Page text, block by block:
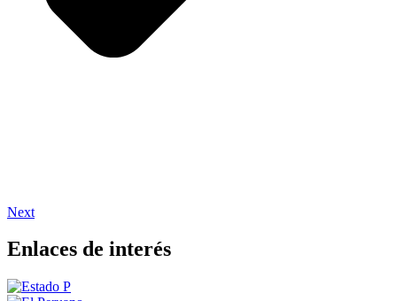
Next
Enlaces de interés